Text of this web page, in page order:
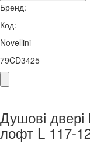
Бренд:
Код:
Novellini
79CD3425
Душові
лофт L 117-